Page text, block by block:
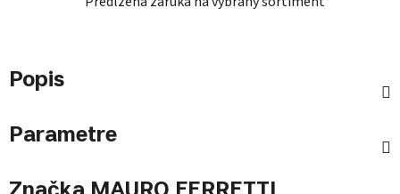
Popis
Parametre
Značka MAURO FERRETTI